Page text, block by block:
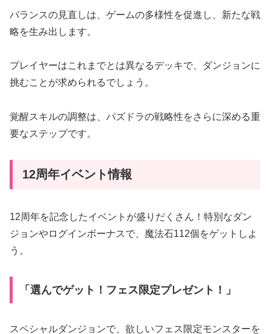
バランスの見直しは、ゲームの多様性を促進し、新たな戦
略を生み出します。
プレイヤーはこれまでとは異なるデッキで、ダンジョンに
挑むことが求められるでしょう。
覚醒スキルの調整は、パズドラの戦略性をさらに深める重
要なステップです。
12周年イベント情報
12周年を記念したイベントが盛りだくさん！特別なダン
ジョンやログインボーナスで、魔法石112個をゲットしよ
う。
「選んでゲット！フェス限定プレゼント！」
スペシャルダンジョンで、欲しいフェス限定モンスターを